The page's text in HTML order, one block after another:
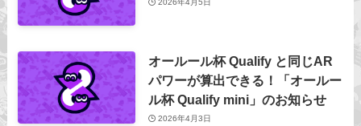
オールール杯 Qualify と同じAR
パワーが算出できる！「オールー
ル杯 Qualify mini」のお知らせ
2026年4月3日